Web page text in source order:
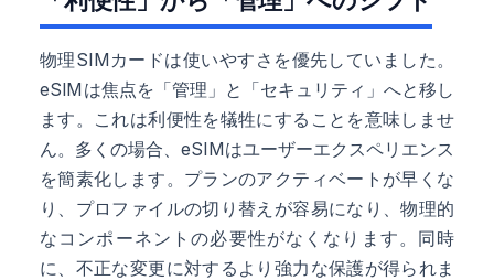
物理SIMカードは使いやすさを優先していました。
eSIMは焦点を「管理」と「セキュリティ」へと移し
ます。これは利便性を犠牲にすることを意味しませ
ん。多くの場合、eSIMはユーザーエクスペリエンス
を簡素化します。プランのアクティベートが早くな
り、プロファイルの切り替えが容易になり、物理的
なコンポーネントの必要性がなくなります。同時
に、不正な変更に対するより強力な保護が得られま